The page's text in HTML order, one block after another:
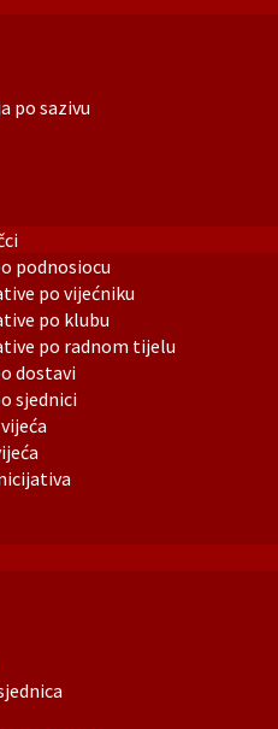
po sazivu
podnosiocu
po vijećniku
po klubu
po radnom tijelu
dostavi
sjednici